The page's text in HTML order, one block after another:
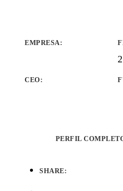
EMPRESA:
CEO:
PERFIL
SHARE: